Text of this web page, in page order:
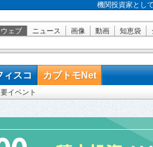
機関投資家とし
ウェブ ニュース 画像 動画 知恵袋
ィスコ カブトモNet
イベント